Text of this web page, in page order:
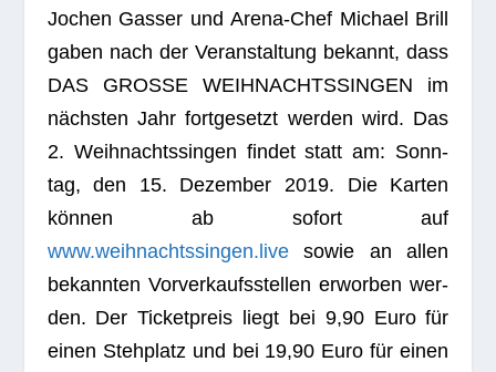
Jochen Gas­ser und Arena-Chef Michael Brill
gaben nach der Ver­an­stal­tung bekannt, dass
DAS GROSSE WEIHNACHTSSINGEN im
nächs­ten Jahr fort­ge­setzt wer­den wird. Das
2. Weih­nachts­sin­gen fin­det statt am: Sonn­
tag, den 15. Dezem­ber 2019. Die Kar­ten
kön­nen ab sofort auf
www.weihnachtssingen.livesowie an allen
bekann­ten Vor­ver­kaufs­stel­len erwor­ben wer­
den. Der Ticket­preis liegt bei 9,90 Euro für
einen Steh­platz und bei 19,90 Euro für einen